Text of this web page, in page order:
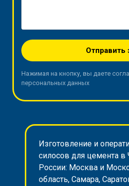
Отправить
Нажимая на кнопку, вы даете
персональных данных
Изготовление и
силосов для цемента в
России: Москва и
область, Самара,